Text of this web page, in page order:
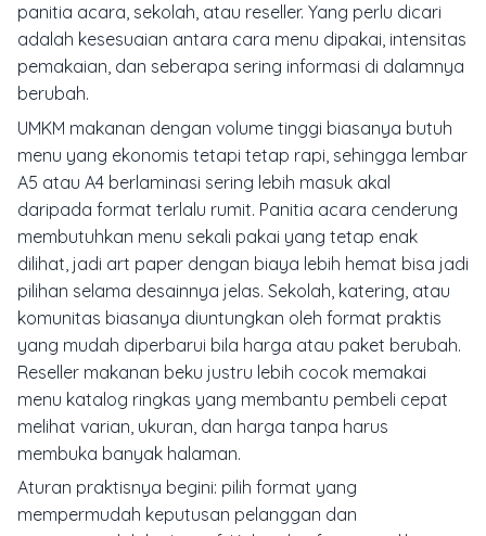
panitia acara, sekolah, atau reseller. Yang perlu dicari
adalah kesesuaian antara cara menu dipakai, intensitas
pemakaian, dan seberapa sering informasi di dalamnya
berubah.
UMKM makanan dengan volume tinggi biasanya butuh
menu yang ekonomis tetapi tetap rapi, sehingga lembar
A5 atau A4 berlaminasi sering lebih masuk akal
daripada format terlalu rumit. Panitia acara cenderung
membutuhkan menu sekali pakai yang tetap enak
dilihat, jadi art paper dengan biaya lebih hemat bisa jadi
pilihan selama desainnya jelas. Sekolah, katering, atau
komunitas biasanya diuntungkan oleh format praktis
yang mudah diperbarui bila harga atau paket berubah.
Reseller makanan beku justru lebih cocok memakai
menu katalog ringkas yang membantu pembeli cepat
melihat varian, ukuran, dan harga tanpa harus
membuka banyak halaman.
Aturan praktisnya begini: pilih format yang
mempermudah keputusan pelanggan dan